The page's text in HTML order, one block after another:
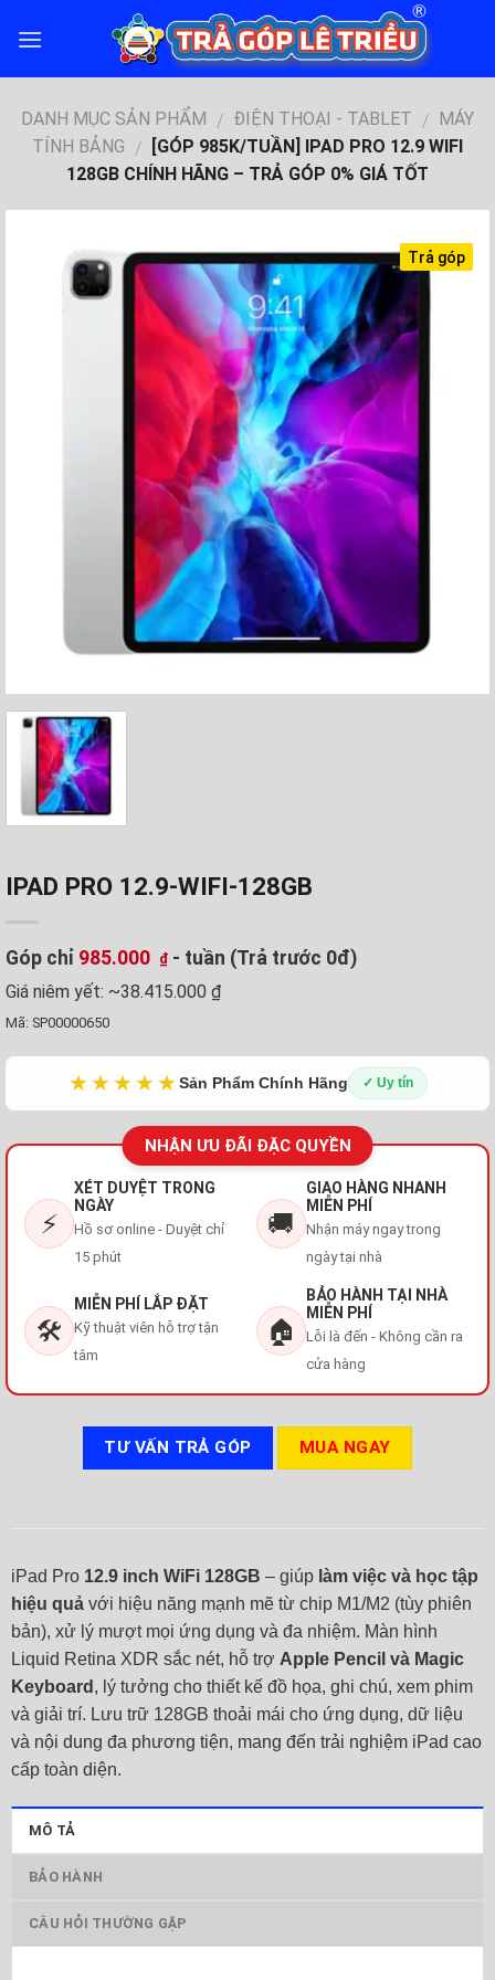
DANH MỤC SẢN PHẨM / ĐIỆN THOẠI - TABLET / MÁY
TÍNH BẢNG /
[GÓP 985K/TUẦN] IPAD PRO 12.9 WIFI
128GB CHÍNH HÃNG – TRẢ GÓP 0% GIÁ TỐT
Trả góp
IPAD PRO 12.9-WIFI-128GB
Góp chỉ 985.000 ₫ - tuần (Trả trước 0đ)
Giá niêm yết: ~38.415.000 ₫
Mã: SP00000650
★★★★★Sản Phẩm Chính Hãng ✓ Uy tín
NHẬN ƯU ĐÃI ĐẶC QUYỀN
⚡
XÉT DUYỆT TRONG
NGÀY
Hồ sơ online - Duyệt chỉ
15 phút
🚚
GIAO HÀNG NHANH
MIỄN PHÍ
Nhận máy ngay trong
ngày tại nhà
🛠️
MIỄN PHÍ LẮP ĐẶT
Kỹ thuật viên hỗ trợ tận
tâm
🏠
BẢO HÀNH TẠI NHÀ
MIỄN PHÍ
Lỗi là đến - Không cần ra
cửa hàng
TƯ VẤN TRẢ GÓP MUA NGAY
iPad Pro 12.9 inch WiFi 128GB – giúp làm việc và học tập
hiệu quả với hiệu năng mạnh mẽ từ chip M1/M2 (tùy phiên
bản), xử lý mượt mọi ứng dụng và đa nhiệm. Màn hình
Liquid Retina XDR sắc nét, hỗ trợ Apple Pencil và Magic
Keyboard , lý tưởng cho thiết kế đồ họa, ghi chú, xem phim
và giải trí. Lưu trữ 128GB thoải mái cho ứng dụng, dữ liệu
và nội dung đa phương tiện, mang đến trải nghiệm iPad cao
cấp toàn diện.
MÔ TẢ
BẢO HÀNH
CÂU HỎI THƯỜNG GẶP